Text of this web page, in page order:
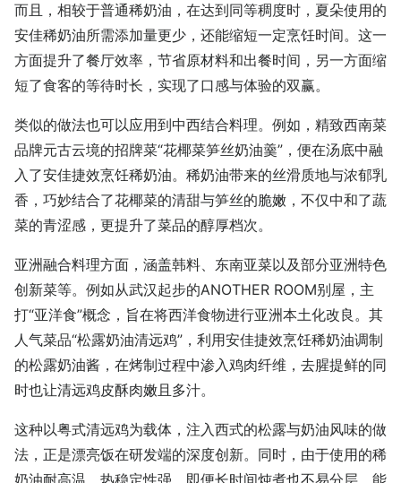
而且，相较于普通稀奶油，在达到同等稠度时，夏朵使用的
安佳稀奶油所需添加量更少，还能缩短一定烹饪时间。这一
方面提升了餐厅效率，节省原材料和出餐时间，另一方面缩
短了食客的等待时长，实现了口感与体验的双赢。
类似的做法也可以应用到中西结合料理。例如，精致西南菜
品牌元古云境的招牌菜“花椰菜笋丝奶油羹”，便在汤底中融
入了安佳捷效烹饪稀奶油。稀奶油带来的丝滑质地与浓郁乳
香，巧妙结合了花椰菜的清甜与笋丝的脆嫩，不仅中和了蔬
菜的青涩感，更提升了菜品的醇厚档次。
亚洲融合料理方面，涵盖韩料、东南亚菜以及部分亚洲特色
创新菜等。例如从武汉起步的ANOTHER ROOM别屋，主
打“亚洋食”概念，旨在将西洋食物进行亚洲本土化改良。其
人气菜品“松露奶油清远鸡”，利用安佳捷效烹饪稀奶油调制
的松露奶油酱，在烤制过程中渗入鸡肉纤维，去腥提鲜的同
时也让清远鸡皮酥肉嫩且多汁。
这种以粤式清远鸡为载体，注入西式的松露与奶油风味的做
法，正是漂亮饭在研发端的深度创新。同时，由于使用的稀